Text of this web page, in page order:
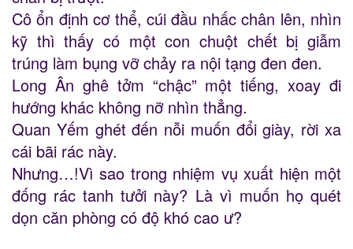
Cô ổn định cơ thể, cúi đầu nhấc chân lên, nhìn
kỹ thì thấy có một con chuột chết bị giẫm
trúng làm bụng vỡ chảy ra nội tạng đen đen.
Long Ân ghê tởm “chậc” một tiếng, xoay đi
hướng khác không nỡ nhìn thẳng.
Quan Yếm ghét đến nỗi muốn đổi giày, rời xa
cái bãi rác này.
Nhưng…!Vì sao trong nhiệm vụ xuất hiện một
đống rác tanh tưởi này? Là vì muốn họ quét
dọn căn phòng có độ khó cao ư?